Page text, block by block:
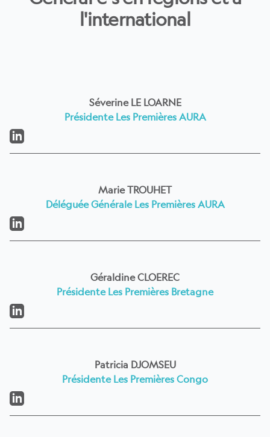
l'international
Séverine LE LOARNE
Présidente Les Premières AURA
Marie TROUHET
Déléguée Générale Les Premières AURA
Géraldine CLOEREC
Présidente Les Premières Bretagne
Patricia DJOMSEU
Présidente Les Premières Congo